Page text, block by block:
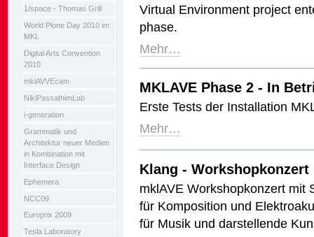
1/space - Thomas Grill
World Plone Day 2010 im
MKL
Digital Arts Convention
2010
mklAVVEcam
NikiPassathimLab
i-generation
Grammatik und
Architektur neuer Medien
in Kombination mit
Interface Design
Ephemera
NCC09
Europrix 2009
Tesla Laboratory
Virtual Environment project
phase.
Mehr…
MKLAVE Phase 2 - In
Erste Tests der Installation
Mehr…
Klang - Workshopkonzert
mklAVE Workshopkonzert mit
für Komposition und
für Musik und darstellende